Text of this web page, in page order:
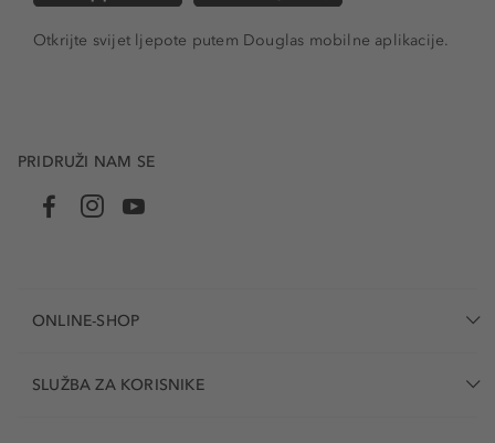
Otkrijte svijet ljepote putem Douglas mobilne aplikacije.
PRIDRUŽI NAM SE
ONLINE-SHOP
SLUŽBA ZA KORISNIKE